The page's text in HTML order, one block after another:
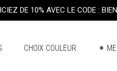
CHOIX COULEUR ✴
DE 10% AVEC LE CODE :